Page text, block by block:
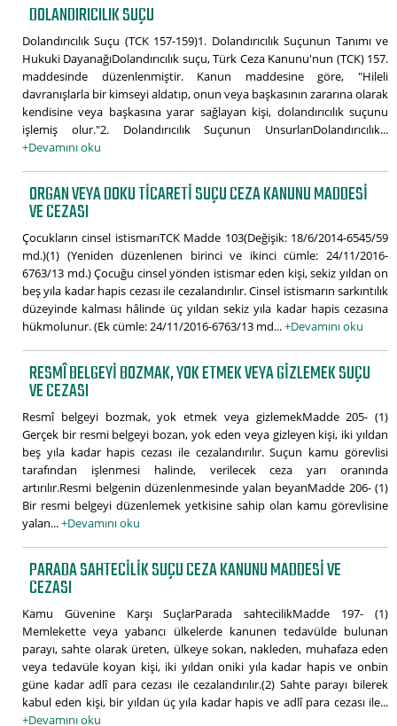
DOLANDIRICILIK SUÇU
Dolandırıcılık Suçu (TCK 157-159)1. Dolandırıcılık Suçunun Tanımı ve
Hukuki DayanağıDolandırıcılık suçu, Türk Ceza Kanunu'nun (TCK) 157.
maddesinde düzenlenmiştir. Kanun maddesine göre, "Hileli
davranışlarla bir kimseyi aldatıp, onun veya başkasının zararına olarak
kendisine veya başkasına yarar sağlayan kişi, dolandırıcılık suçunu
işlemiş olur."2. Dolandırıcılık Suçunun UnsurlarıDolandırıcılık...
+Devamını oku
ORGAN VEYA DOKU TICARETI SUÇU CEZA KANUNU MADDESI
VE CEZASI
Çocukların cinsel istismarıTCK Madde 103(Değişik: 18/6/2014-6545/59
md.)(1) (Yeniden düzenlenen birinci ve ikinci cümle: 24/11/2016-
6763/13 md.) Çocuğu cinsel yönden istismar eden kişi, sekiz yıldan on
beş yıla kadar hapis cezası ile cezalandırılır. Cinsel istismarın sarkıntılık
düzeyinde kalması hâlinde üç yıldan sekiz yıla kadar hapis cezasına
hükmolunur. (Ek cümle: 24/11/2016-6763/13 md...+Devamını oku
RESMÎ BELGEYI BOZMAK, YOK ETMEK VEYA GIZLEMEK SUÇU
VE CEZASI
Resmî belgeyi bozmak, yok etmek veya gizlemekMadde 205- (1)
Gerçek bir resmi belgeyi bozan, yok eden veya gizleyen kişi, iki yıldan
beş yıla kadar hapis cezası ile cezalandırılır. Suçun kamu görevlisi
tarafından işlenmesi halinde, verilecek ceza yarı oranında
artırılır.Resmi belgenin düzenlenmesinde yalan beyanMadde 206- (1)
Bir resmi belgeyi düzenlemek yetkisine sahip olan kamu görevlisine
yalan...+Devamını oku
PARADA SAHTECILIK SUÇU CEZA KANUNU MADDESI VE
CEZASI
Kamu Güvenine Karşı SuçlarParada sahtecilikMadde 197- (1)
Memlekette veya yabancı ülkelerde kanunen tedavülde bulunan
parayı, sahte olarak üreten, ülkeye sokan, nakleden, muhafaza eden
veya tedavüle koyan kişi, iki yıldan oniki yıla kadar hapis ve onbin
güne kadar adlî para cezası ile cezalandırılır.(2) Sahte parayı bilerek
kabul eden kişi, bir yıldan üç yıla kadar hapis ve adlî para cezası ile...
+Devamını oku